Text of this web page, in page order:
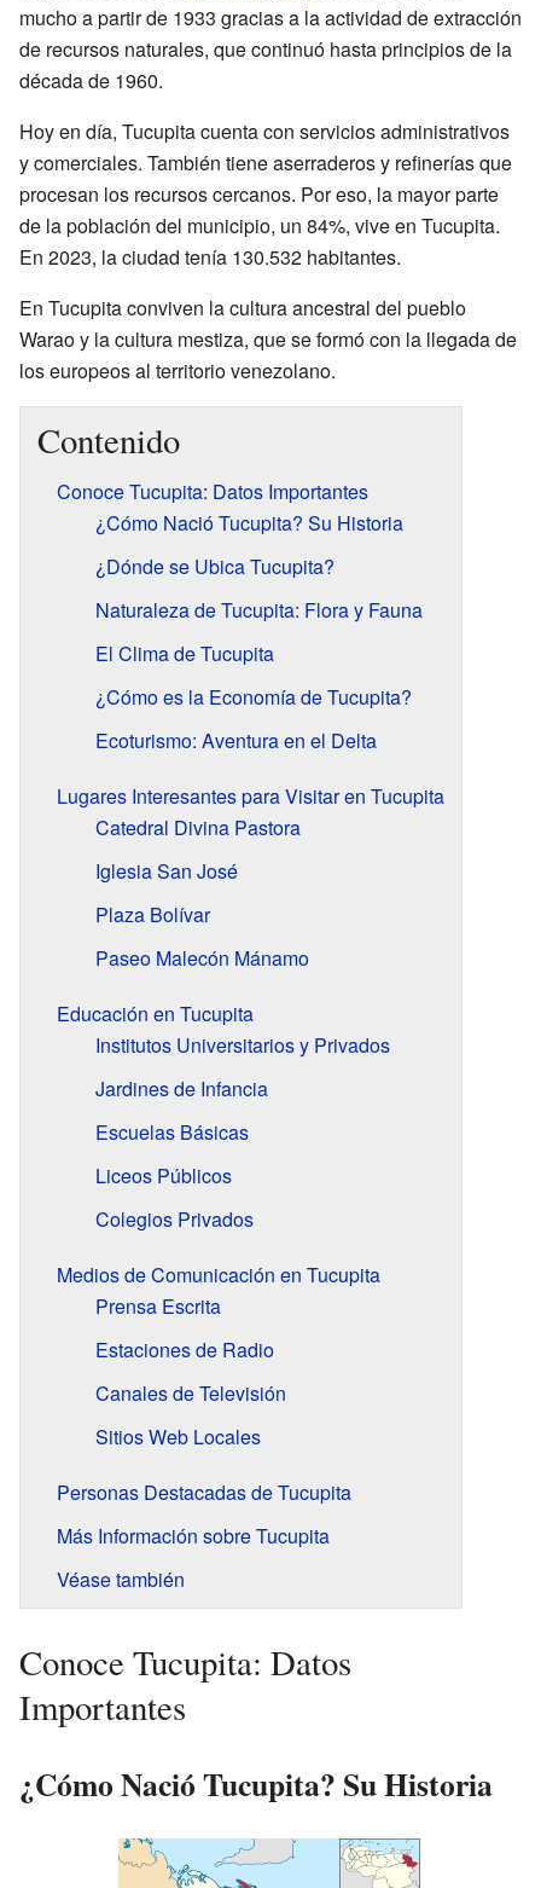
mucho a partir de 1933 gracias a la actividad de extracción
de recursos naturales, que continuó hasta principios de la
década de 1960.
Hoy en día, Tucupita cuenta con servicios administrativos
y comerciales. También tiene aserraderos y refinerías que
procesan los recursos cercanos. Por eso, la mayor parte
de la población del municipio, un 84%, vive en Tucupita.
En 2023, la ciudad tenía 130.532 habitantes.
En Tucupita conviven la cultura ancestral del pueblo
Warao y la cultura mestiza, que se formó con la llegada de
los europeos al territorio venezolano.
Contenido
Conoce Tucupita: Datos Importantes
¿Cómo Nació Tucupita? Su Historia
¿Dónde se Ubica Tucupita?
Naturaleza de Tucupita: Flora y Fauna
El Clima de Tucupita
¿Cómo es la Economía de Tucupita?
Ecoturismo: Aventura en el Delta
Lugares Interesantes para Visitar en Tucupita
Catedral Divina Pastora
Iglesia San José
Plaza Bolívar
Paseo Malecón Mánamo
Educación en Tucupita
Institutos Universitarios y Privados
Jardines de Infancia
Escuelas Básicas
Liceos Públicos
Colegios Privados
Medios de Comunicación en Tucupita
Prensa Escrita
Estaciones de Radio
Canales de Televisión
Sitios Web Locales
Personas Destacadas de Tucupita
Más Información sobre Tucupita
Véase también
Conoce Tucupita: Datos
Importantes
¿Cómo Nació Tucupita? Su Historia